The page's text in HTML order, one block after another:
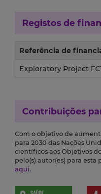
Registos de
Referência de
Exploratory Project
Contribuições
Com o objetivo de
para 2030 das Nações
científicos aos Objetivos
pelo(s) autor(es) para
aqui.